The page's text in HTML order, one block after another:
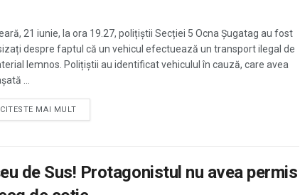
21 iunie, la ora 19.27, polițiștii Secției 5 Ocna Șugatag au fost
despre faptul că un vehicul efectuează un transport ilegal de
lemnos. Polițiștii au identificat vehiculul în cauză, care avea
...
CITESTE MAI MULT
de Sus! Protagonistul nu avea permis